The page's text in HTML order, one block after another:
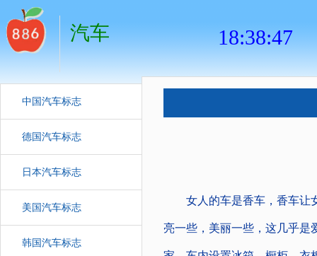
汽车
中国汽车标志
德国汽车标志
日本汽车标志
美国汽车标志
韩国汽车标志
女人的车是香车，香车让女
亮一些，美丽一些，这几乎是